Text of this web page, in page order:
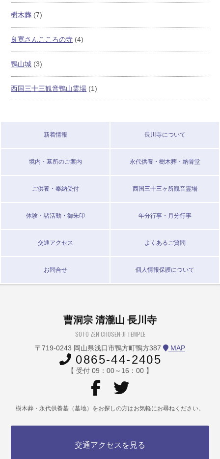
樹木葬 (7)
良寛さんこころの寺 (4)
鴨山城 (3)
西国三十三観音鴨山霊場 (1)
新着情報 長川寺について
境内・墓所のご案内 永代供養・樹木葬・納骨堂
ご供養・奉納受付 西国三十三ヶ所観音霊場
体験・諸活動・御朱印 年分行事・月分行事
交通アクセス よくあるご質問
お問合せ 個人情報保護について
曹洞宗 清瀧山 長川寺
SOTO ZEN CHOSEN-JI TEMPLE
〒719-0243 岡山県浅口市鴨方町鴨方387 MAP
0865-44-2405
【 受付 09：00～16：00 】
樹木葬・永代供養墓（墓地）をお探しの方はお気軽にお尋ねください。
交通アクセスを見る